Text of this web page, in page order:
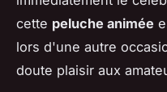
cette peluche animée
lors d'une autre
doute plaisir aux